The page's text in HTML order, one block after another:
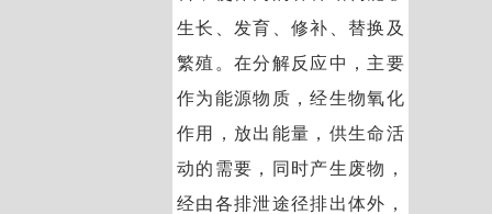
生长、发育、修补、替换及
繁殖。在分解反应中，主要
作为能源物质，经生物氧化
作用，放出能量，供生命活
动的需要，同时产生废物，
经由各排泄途径排出体外，